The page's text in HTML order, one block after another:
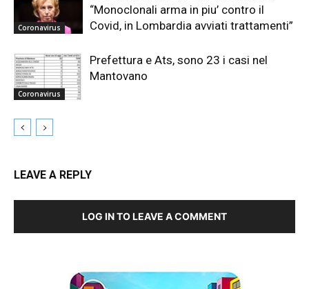
Coronavirus
“Monoclonali arma in piu’ contro il
Covid, in Lombardia avviati trattamenti”
Coronavirus
Prefettura e Ats, sono 23 i casi nel
Mantovano
LEAVE A REPLY
LOG IN TO LEAVE A COMMENT